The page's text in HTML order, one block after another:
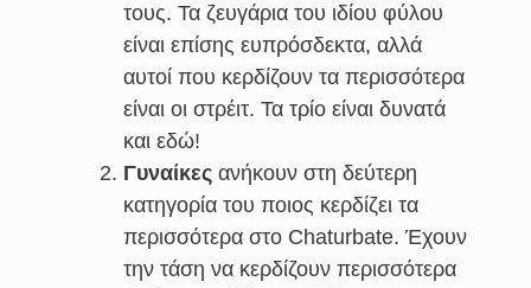
τους. Τα ζευγάρια του ιδίου φύλου
είναι επίσης ευπρόσδεκτα, αλλά
αυτοί που κερδίζουν τα περισσότερα
είναι οι στρέιτ. Τα τρίο είναι δυνατά
και εδώ!
Γυναίκες ανήκουν στη δεύτερη
κατηγορία του ποιος κερδίζει τα
περισσότερα στο Chaturbate. Έχουν
την τάση να κερδίζουν περισσότερα